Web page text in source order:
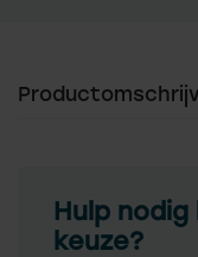
Hulp
keuze?